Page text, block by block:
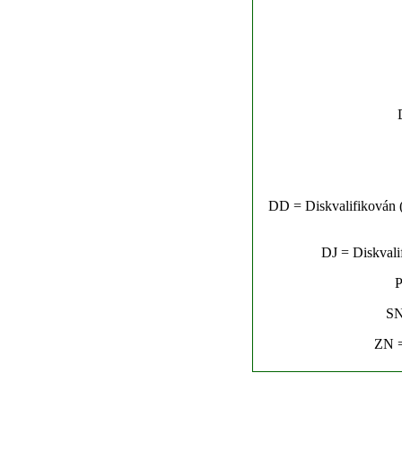
DD = Diskvalifikován
DJ =
ZN